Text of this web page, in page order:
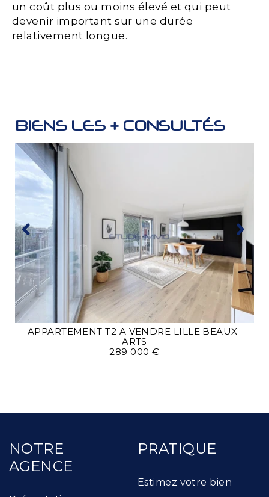
un coût plus ou moins élevé et qui peut
devenir important sur une durée
relativement longue.
BIENS LES + CONSULTÉS
APPARTEMENT T2 A VENDRE LILLE BEAUX-
ARTS
289 000 €
NOTRE
AGENCE
PRATIQUE
Estimez votre bien